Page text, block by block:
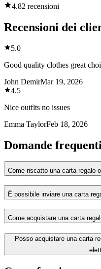
4.82 recensioni
Recensioni dei
5.0
Good quality clothes great
John DemirMar 19, 2026
4.5
Nice outfits no issues
Emma TaylorFeb 18, 2026
Domande frequenti
Come riscatto una carta regalo
È possibile inviare una carta
Come acquistare una carta
Posso acquistare una carta